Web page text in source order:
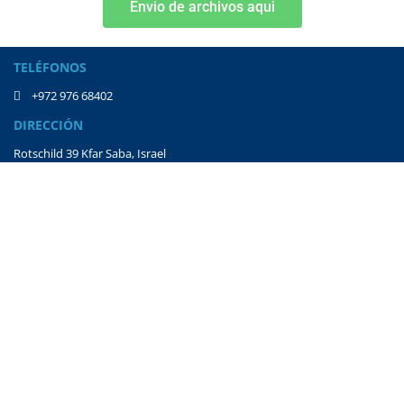
Envio de archivos aqui
TELÉFONOS
+972 976 68402
DIRECCIÓN
Rotschild 39 Kfar Saba, Israel